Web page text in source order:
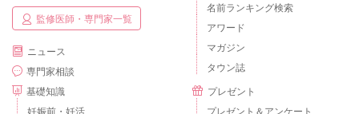
監修医師・専門家一覧
ニュース
専門家相談
基礎知識
妊娠前・妊活
名前ランキング検索
アワード
マガジン
タウン誌
プレゼント
プレゼント＆アンケート